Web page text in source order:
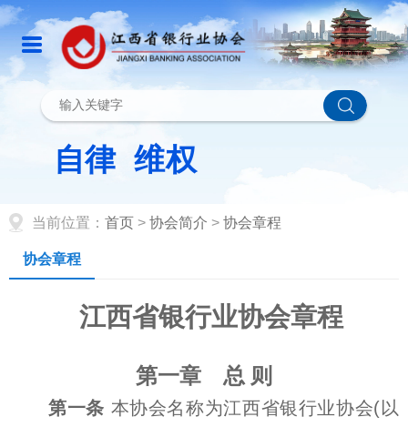
当前位置： 首页 > 协会简介 > 协会章程
协会章程
江西省银行业协会章程
第一章 总 则
第一条 本协会名称为江西省银行业协会(以